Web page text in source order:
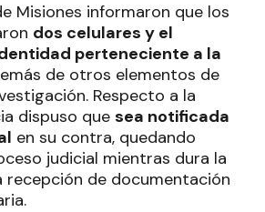
Misiones informaron que los
dos celulares y el
perteneciente a la
de otros elementos de
Respecto a la
dispuso que sea notificada
en su contra, quedando
judicial mientras dura la
recepción de documentación